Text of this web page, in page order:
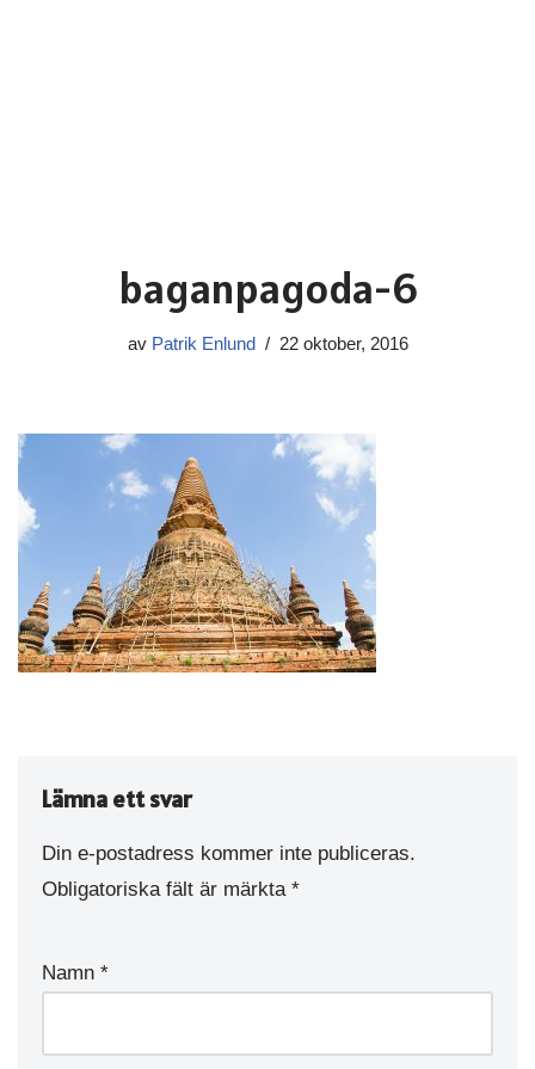
baganpagoda-6
av Patrik Enlund 22 oktober, 2016
Lämna ett svar
Din e-postadress kommer inte publiceras.
Obligatoriska fält är märkta *
Namn *